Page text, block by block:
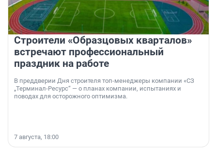
Строители «Образцовых кварталов»
встречают профессиональный
праздник на работе
В преддверии Дня строителя топ-менеджеры компании «СЗ
„Терминал-Ресурс“ — о планах компании, испытаниях и
поводах для осторожного оптимизма.
7 августа, 18:00